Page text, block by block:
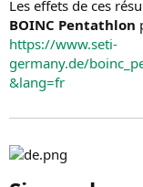
Les effets de ces
BOINC Pentathlon
https://www.seti-
germany.de/
&lang=fr